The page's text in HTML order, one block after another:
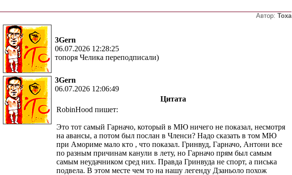
Автор: Тоха
3Gern
06.07.2026 12:28:25
топоря Челика переподписали)
3Gern
06.07.2026 12:06:49
Цитата
RobinHood пишет:
Это тот самый Гарначо, который в МЮ ничего не показал, несмотря
на авансы, а потом был послан в Членси? Надо сказать в том МЮ
при Амориме мало кто , что показал. Гринвуд, Гарначо, Антони все
по разным причинам канули в лету, но Гарначо прям был самым
самым неудачником сред них. Правда Гринвуда не спорт, а писька
подвела. В этом месте чем то на нашу легенду Дзаньоло похож